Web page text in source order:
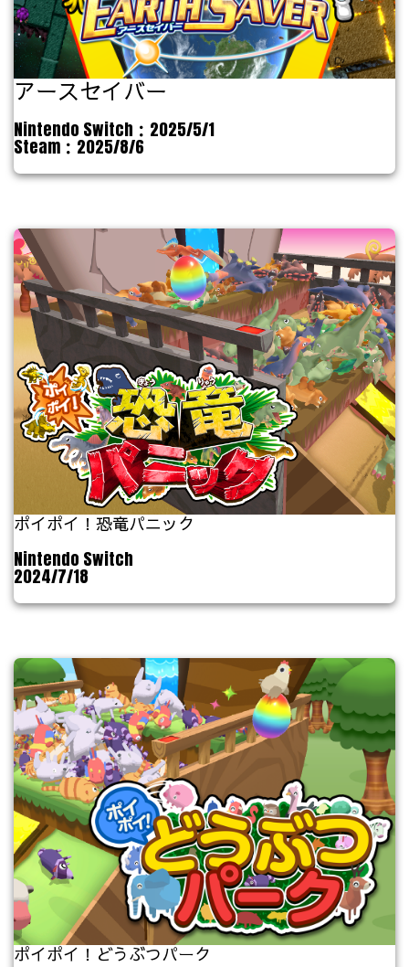
アースセイバー
Nintendo Switch：2025/5/1
Steam：2025/8/6
ポイポイ！恐竜パニック
Nintendo Switch
2024/7/18
ポイポイ！どうぶつパーク